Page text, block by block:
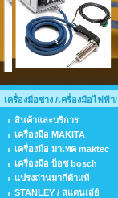
เครื่องมือช่าง /เครื่องมือไฟฟ้า/
สินค้าและบริการ
เครื่องมือ MAKITA
เครื่องมือ มาเทค maktec
เครื่องมือ บ็อช bosch
แปรงถ่านมากีต้าแท้
STANLEY / สแตนเล่ย์